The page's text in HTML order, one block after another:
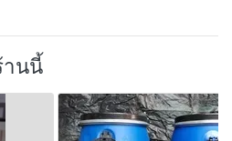
านนี้